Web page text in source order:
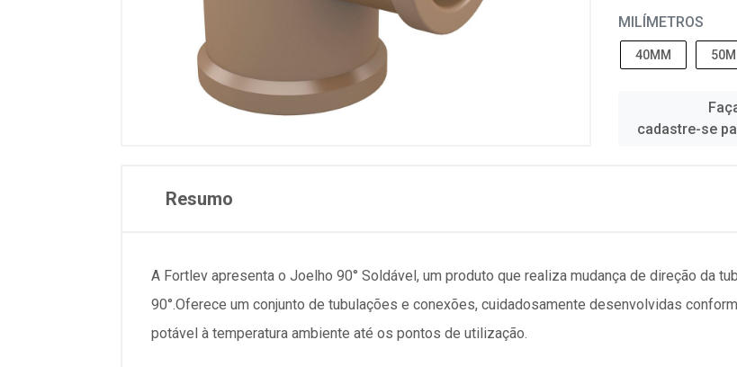
MILÍMETROS
40MM
cadastre-se
Resumo
A Fortlev apresenta o Joelho 90° Soldável, um produto que realiza mudança de direção da
90°.Oferece um conjunto de tubulações e conexões, cuidadosamente desenvolvidas
potável à temperatura ambiente até os pontos de utilização.